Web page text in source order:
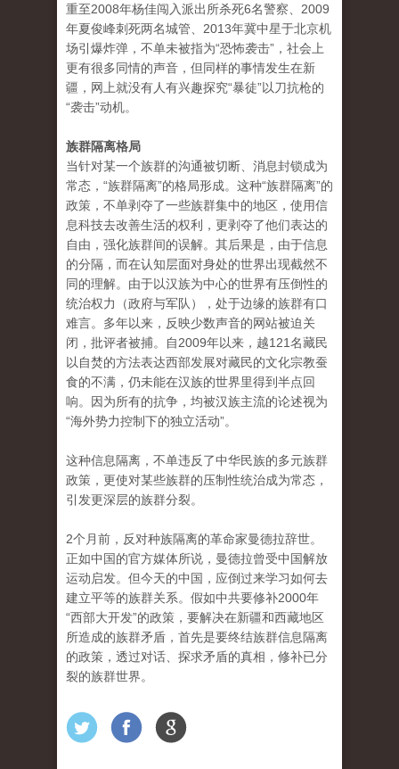
重至2008年杨佳闯入派出所杀死6名警察、2009
年夏俊峰刺死两名城管、2013年冀中星于北京机
场引爆炸弹，不单未被指为“恐怖袭击”，社会上
更有很多同情的声音，但同样的事情发生在新
疆，网上就没有人有兴趣探究“暴徒”以刀抗枪的
“袭击”动机。
族群隔离格局
当针对某一个族群的沟通被切断、消息封锁成为
常态，“族群隔离”的格局形成。这种“族群隔离”的
政策，不单剥夺了一些族群集中的地区，使用信
息科技去改善生活的权利，更剥夺了他们表达的
自由，强化族群间的误解。其后果是，由于信息
的分隔，而在认知层面对身处的世界出现截然不
同的理解。由于以汉族为中心的世界有压倒性的
统治权力（政府与军队），处于边缘的族群有口
难言。多年以来，反映少数声音的网站被迫关
闭，批评者被捕。自2009年以来，越121名藏民
以自焚的方法表达西部发展对藏民的文化宗教蚕
食的不满，仍未能在汉族的世界里得到半点回
响。因为所有的抗争，均被汉族主流的论述视为
“海外势力控制下的独立活动”。
这种信息隔离，不单违反了中华民族的多元族群
政策，更使对某些族群的压制性统治成为常态，
引发更深层的族群分裂。
2个月前，反对种族隔离的革命家曼德拉辞世。
正如中国的官方媒体所说，曼德拉曾受中国解放
运动启发。但今天的中国，应倒过来学习如何去
建立平等的族群关系。假如中共要修补2000年
“西部大开发”的政策，要解决在新疆和西藏地区
所造成的族群矛盾，首先是要终结族群信息隔离
的政策，透过对话、探求矛盾的真相，修补已分
裂的族群世界。